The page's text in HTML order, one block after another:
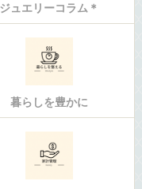
ジュエリーコラム＊
暮らしを豊かに